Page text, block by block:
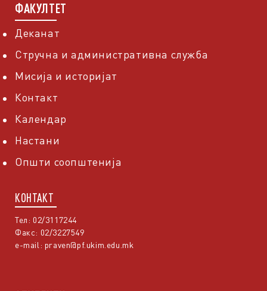
ФАКУЛТЕТ
Деканат
Стручна и административна служба
Мисија и историјат
Контакт
Календар
Настани
Општи соопштенија
КОНТАКТ
Тел: 02/3117244
Факс: 02/3227549
e-mail: praven@pf.ukim.edu.mk